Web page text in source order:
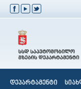
დეპარტამენტი